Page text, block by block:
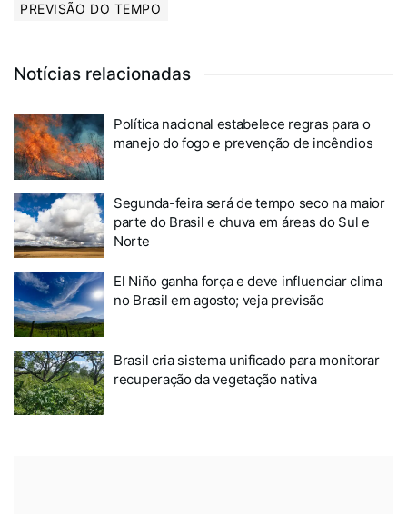
PREVISÃO DO TEMPO
Notícias relacionadas
Política nacional estabelece regras para o
manejo do fogo e prevenção de incêndios
Segunda-feira será de tempo seco na maior
parte do Brasil e chuva em áreas do Sul e
Norte
El Niño ganha força e deve influenciar clima
no Brasil em agosto; veja previsão
Brasil cria sistema unificado para monitorar
recuperação da vegetação nativa